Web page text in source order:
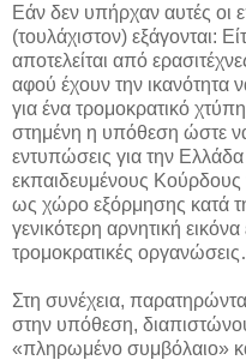
Εάν δεν υπήρχαν αυτές οι
(τουλάχιστον) εξάγονται:
αποτελείται από
αφού έχουν την ικανότητα
για ένα τρομοκρατικό
στημένη η υπόθεση ώστε
εντυπώσεις για την Ελλάδα
εκπαιδευμένους
ως χώρο εξόρμησης κατά
γενικότερη αρνητική
τρομοκρατικές
Στη συνέχεια,
στην υπόθεση,
«πληρωμένο συμβόλαιο»